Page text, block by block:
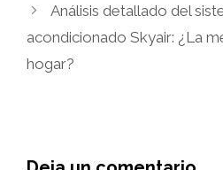
Análisis detallado del
acondicionado Skyair: ¿La
hogar?